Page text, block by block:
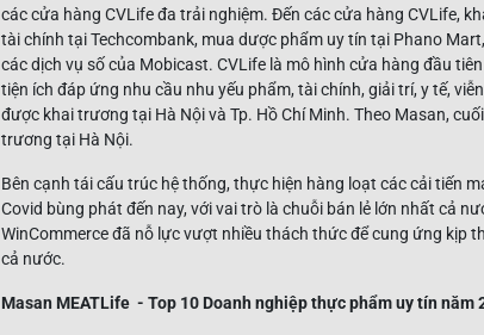
các cửa hàng CVLife đa trải nghiệm. Đến các cửa hàng CVLife,
tài chính tại Techcombank, mua dược phẩm uy tín tại Phano
các dịch vụ số của Mobicast. CVLife là mô hình cửa hàng đầu
tiện ích đáp ứng nhu cầu nhu yếu phẩm, tài chính, giải trí, y tế,
được khai trương tại Hà Nội và Tp. Hồ Chí Minh. Theo Masan,
trương tại Hà Nội.
Bên cạnh tái cấu trúc hệ thống, thực hiện hàng loạt các cải tiến
Covid bùng phát đến nay, với vai trò là chuỗi bán lẻ lớn nhất cả
WinCommerce đã nỗ lực vượt nhiều thách thức để cung ứng kịp
cả nước.
Masan MEATLife - Top 10 Doanh nghiệp thực phẩm uy tín năm